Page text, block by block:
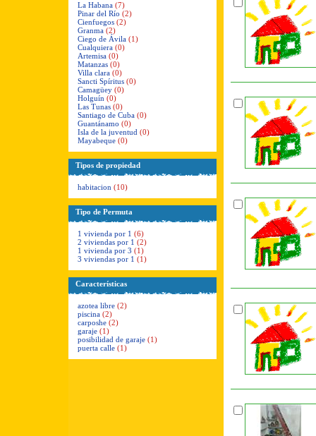
La Habana (7)
Pinar del Río (2)
Cienfuegos (2)
Granma (2)
Ciego de Ávila (1)
Cualquiera (0)
Artemisa (0)
Matanzas (0)
Villa clara (0)
Sancti Spíritus (0)
Camagüey (0)
Holguín (0)
Las Tunas (0)
Santiago de Cuba (0)
Guantánamo (0)
Isla de la juventud (0)
Mayabeque (0)
Tipos de propiedad
habitacion (10)
Tipo de Permuta
1 vivienda por 1 (6)
2 viviendas por 1 (2)
1 vivienda por 3 (1)
3 viviendas por 1 (1)
Características
azotea libre (2)
piscina (2)
carposhe (2)
garaje (1)
posibilidad de garaje (1)
puerta calle (1)